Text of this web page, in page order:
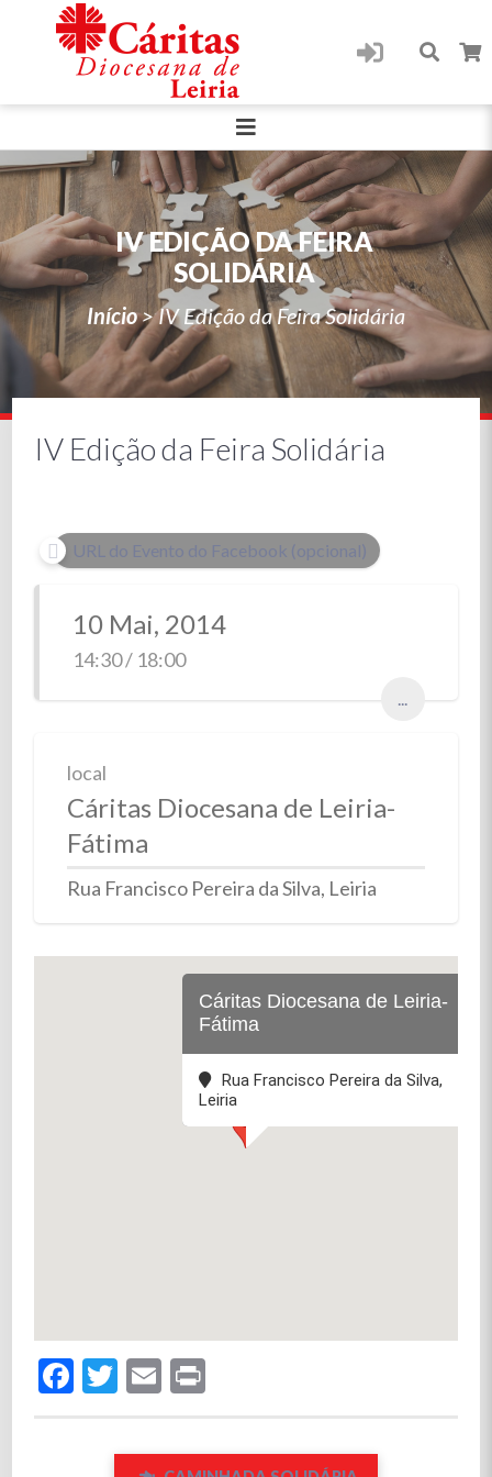
IV EDIÇÃO DA FEIRA
SOLIDÁRIA
Início>IV Edição da Feira Solidária
IV Edição da Feira Solidária
URL do Evento do Facebook (opcional)
10 Mai, 2014
14:30 / 18:00
...
local
Cáritas Diocesana de Leiria-
Fátima
Rua Francisco Pereira da Silva, Leiria
Cáritas Diocesana de Leiria-
Fátima
Rua Francisco Pereira da Silva,
Leiria
Facebook
Twitter
Email